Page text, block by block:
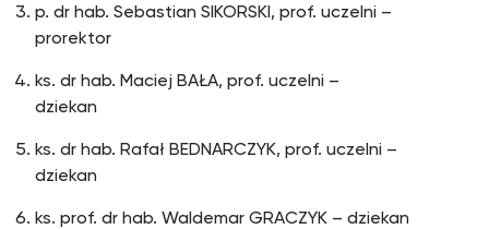
p. dr hab. Sebastian SIKORSKI, prof. uczelni –
prorektor
ks. dr hab. Maciej BAŁA, prof. uczelni –
dziekan
ks. dr hab. Rafał BEDNARCZYK, prof. uczelni –
dziekan
ks. prof. dr hab. Waldemar GRACZYK – dziekan